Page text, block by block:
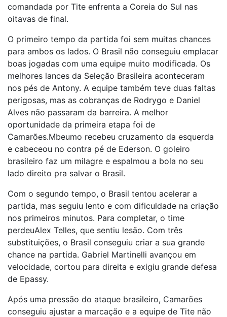
comandada por Tite enfrenta a Coreia do Sul nas
oitavas de final.
O primeiro tempo da partida foi sem muitas chances
para ambos os lados. O Brasil não conseguiu emplacar
boas jogadas com uma equipe muito modificada. Os
melhores lances da Seleção Brasileira aconteceram
nos pés de Antony. A equipe também teve duas faltas
perigosas, mas as cobranças de Rodrygo e Daniel
Alves não passaram da barreira. A melhor
oportunidade da primeira etapa foi de
Camarões.Mbeumo recebeu cruzamento da esquerda
e cabeceou no contra pé de Ederson. O goleiro
brasileiro faz um milagre e espalmou a bola no seu
lado direito pra salvar o Brasil.
Com o segundo tempo, o Brasil tentou acelerar a
partida, mas seguiu lento e com dificuldade na criação
nos primeiros minutos. Para completar, o time
perdeuAlex Telles, que sentiu lesão. Com três
substituições, o Brasil conseguiu criar a sua grande
chance na partida. Gabriel Martinelli avançou em
velocidade, cortou para direita e exigiu grande defesa
de Epassy.
Após uma pressão do ataque brasileiro, Camarões
conseguiu ajustar a marcação e a equipe de Tite não